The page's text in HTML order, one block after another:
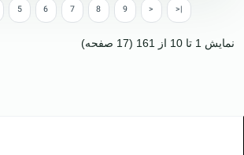
5 6 7 8 9 > >|
نمایش 1 تا 10 از 161 (17 صفحه)